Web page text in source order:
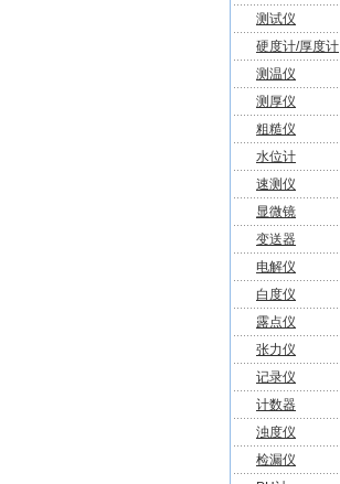
测试仪
硬度计/厚度计
测温仪
测厚仪
粗糙仪
水位计
速测仪
显微镜
变送器
电解仪
白度仪
露点仪
张力仪
记录仪
计数器
浊度仪
检漏仪